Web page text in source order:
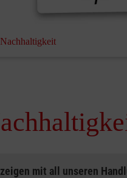
Nachhaltigkeit
mit all unseren